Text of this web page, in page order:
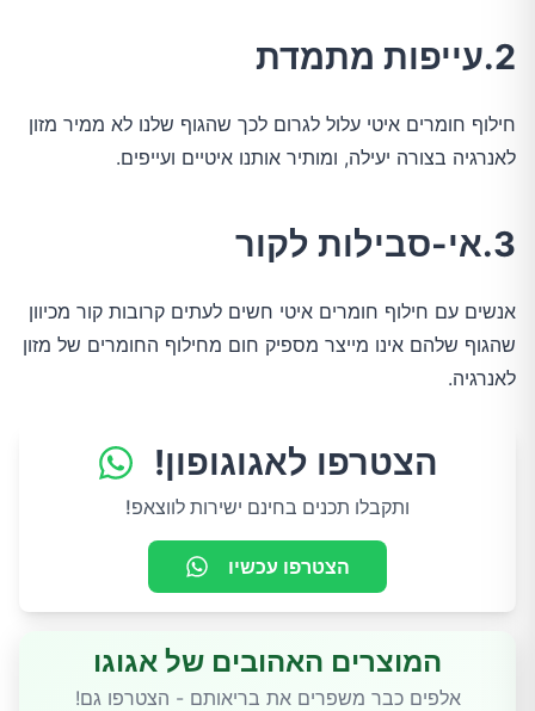
2.עייפות מתמדת
חילוף חומרים איטי עלול לגרום לכך שהגוף שלנו לא ממיר מזון
לאנרגיה בצורה יעילה, ומותיר אותנו איטיים ועייפים.
3.אי-סבילות לקור
אנשים עם חילוף חומרים איטי חשים לעתים קרובות קור מכיוון
שהגוף שלהם אינו מייצר מספיק חום מחילוף החומרים של מזון
לאנרגיה.
הצטרפו לאגוגופון!
ותקבלו תכנים בחינם ישירות לווצאפ!
הצטרפו עכשיו
המוצרים האהובים של אגוגו
אלפים כבר משפרים את בריאותם - הצטרפו גם!